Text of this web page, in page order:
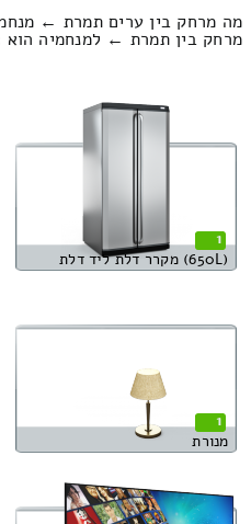
מה מרחק בין ערים תמרת ←
מרחק בין תמרת ← למנחמיה הוא : 61.77
1
(650L) מקרר דלת ליד דלת
1
מנורת